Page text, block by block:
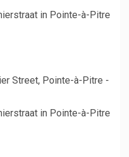
in Pointe-à-Pitre
in Pointe-à-Pitre